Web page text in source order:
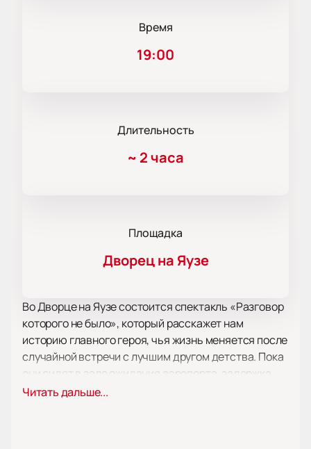
Время
19:00
Длительность
~ 2 часа
Площадка
Дворец на Яузе
Во Дворце на Яузе состоится спектакль «Разговор
которого не было», который расскажет нам
историю главного героя, чья жизнь меняется после
случайной встречи с лучшим другом детства. Пока
они сидят в зале ожидания аэропорта, задержка
рейса дает им возможность задуматься о прошлом
Читать дальше...